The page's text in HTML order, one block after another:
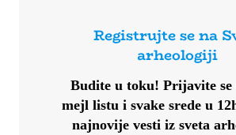
Registrujte se na
arheologiji
Budite u toku!Prijavite se
mejl listu i svake srede u
najnovije vesti iz sveta